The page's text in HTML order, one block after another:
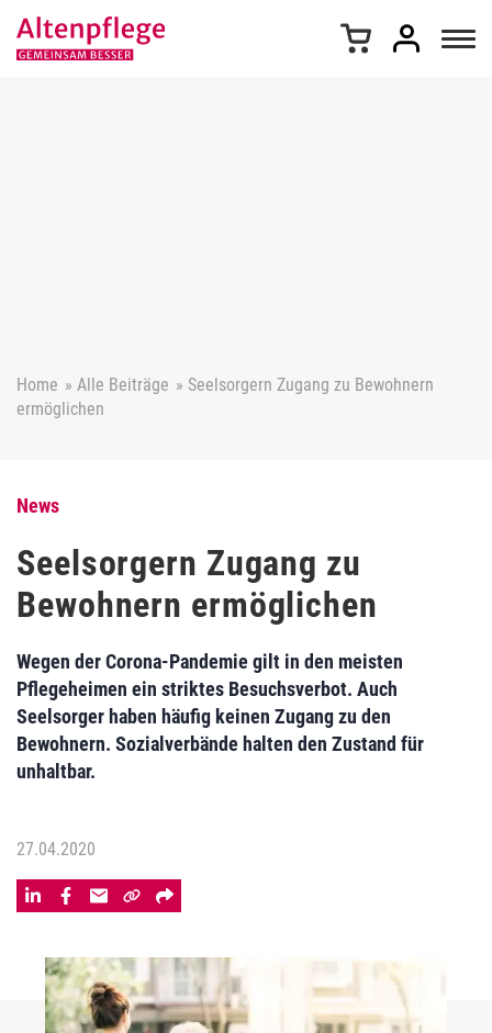
Home » Alle Beiträge » Seelsorgern Zugang zu Bewohnern
ermöglichen
News
Seelsorgern Zugang zu
Bewohnern ermöglichen
Wegen der Corona-Pandemie gilt in den meisten
Pflegeheimen ein striktes Besuchsverbot. Auch
Seelsorger haben häufig keinen Zugang zu den
Bewohnern. Sozialverbände halten den Zustand für
unhaltbar.
27.04.2020